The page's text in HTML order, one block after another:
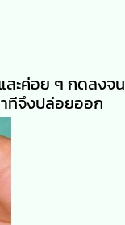
ละค่อย ๆ กดลงจน
ทีจึงปล่อยออก